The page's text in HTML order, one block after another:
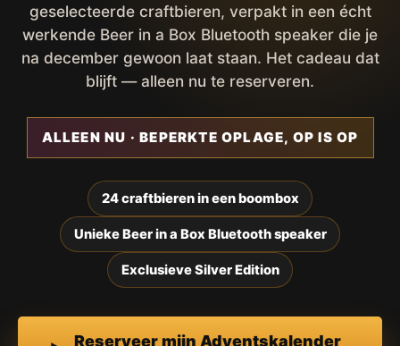
geselecteerde craftbieren, verpakt in een écht
werkende Beer in a Box Bluetooth speaker die je
na december gewoon laat staan. Het cadeau dat
blijft — alleen nu te reserveren.
ALLEEN NU · BEPERKTE OPLAGE, OP IS OP
24 craftbieren in een boombox
Unieke Beer in a Box Bluetooth speaker
Exclusieve Silver Edition
Reserveer mijn Adventskalender